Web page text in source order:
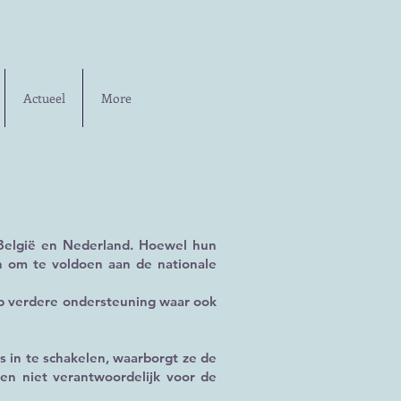
Actueel More
en Nederland. Hoewel hun
om te voldoen aan de nationale
verdere ondersteuning waar ook
in te schakelen, waarborgt ze de
niet verantwoordelijk voor de